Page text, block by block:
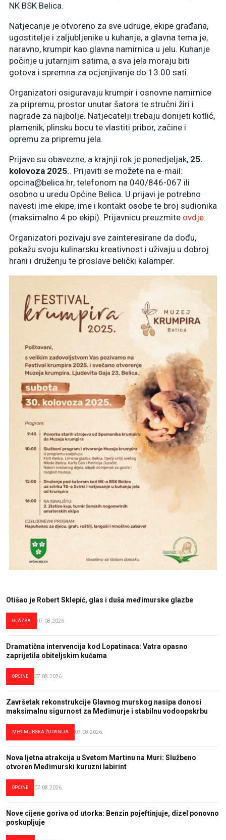
NK BSK Belica.
Natjecanje je otvoreno za sve udruge, ekipe građana,
ugostitelje i zaljubljenike u kuhanje, a glavna tema je,
naravno, krumpir kao glavna namirnica u jelu. Kuhanje
počinje u jutarnjim satima, a sva jela moraju biti
gotova i spremna za ocjenjivanje do 13:00 sati.
Organizatori osiguravaju krumpir i osnovne namirnice
za pripremu, prostor unutar šatora te stručni žiri i
nagrade za najbolje. Natjecatelji trebaju donijeti kotlić,
plamenik, plinsku bocu te vlastiti pribor, začine i
opremu za pripremu jela.
Prijave su obavezne, a krajnji rok je ponedjeljak, 25.
kolovoza 2025.. Prijaviti se možete na e-mail:
opcina@belica.hr, telefonom na 040/846-067 ili
osobno u uredu Općine Belica. U prijavi je potrebno
navesti ime ekipe, ime i kontakt osobe te broj sudionika
(maksimalno 4 po ekipi). Prijavnicu preuzmite ovdje.
Organizatori pozivaju sve zainteresirane da dođu,
pokažu svoju kulinarsku kreativnost i uživaju u dobroj
hrani i druženju te proslave belički kalamper.
Otišao je Robert Sklepić, glas i duša međimurske glazbe
GLAZBA 07.08.2026.
Dramatična intervencija kod Lopatinaca: Vatra opasno
zaprijetila obiteljskim kućama
OPĆINE 07.08.2026.
Završetak rekonstrukcije Glavnog murskog nasipa donosi
maksimalnu sigurnost za Međimurje i stabilnu vodoopskrbu
MEĐIMURSKA ŽUPANIJA 07.08.2026.
Nova ljetna atrakcija u Svetom Martinu na Muri: Službeno
otvoren Međimurski kuruzni labirint
OPĆINE 07.08.2026.
Nove cijene goriva od utorka: Benzin pojeftinjuje, dizel ponovno
poskupljuje